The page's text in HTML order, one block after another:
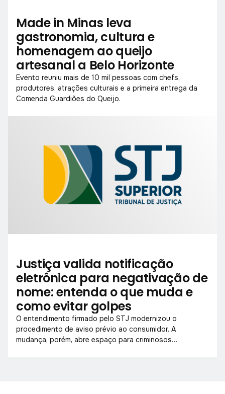
Made in Minas leva
gastronomia, cultura e
homenagem ao queijo
artesanal a Belo Horizonte
Evento reuniu mais de 10 mil pessoas com chefs,
produtores, atrações culturais e a primeira entrega da
Comenda Guardiões do Queijo.
Justiça valida notificação
eletrônica para negativação de
nome: entenda o que muda e
como evitar golpes
O entendimento firmado pelo STJ modernizou o
procedimento de aviso prévio ao consumidor. A
mudança, porém, abre espaço para criminosos